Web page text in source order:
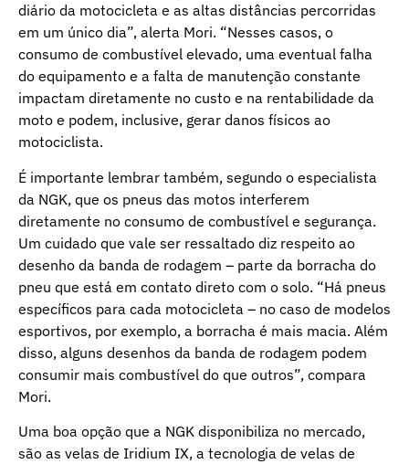
diário da motocicleta e as altas distâncias percorridas
em um único dia”, alerta Mori. “Nesses casos, o
consumo de combustível elevado, uma eventual falha
do equipamento e a falta de manutenção constante
impactam diretamente no custo e na rentabilidade da
moto e podem, inclusive, gerar danos físicos ao
motociclista.
É importante lembrar também, segundo o especialista
da NGK, que os pneus das motos interferem
diretamente no consumo de combustível e segurança.
Um cuidado que vale ser ressaltado diz respeito ao
desenho da banda de rodagem – parte da borracha do
pneu que está em contato direto com o solo. “Há pneus
específicos para cada motocicleta – no caso de modelos
esportivos, por exemplo, a borracha é mais macia. Além
disso, alguns desenhos da banda de rodagem podem
consumir mais combustível do que outros”, compara
Mori.
Uma boa opção que a NGK disponibiliza no mercado,
são as velas de Iridium IX, a tecnologia de velas de